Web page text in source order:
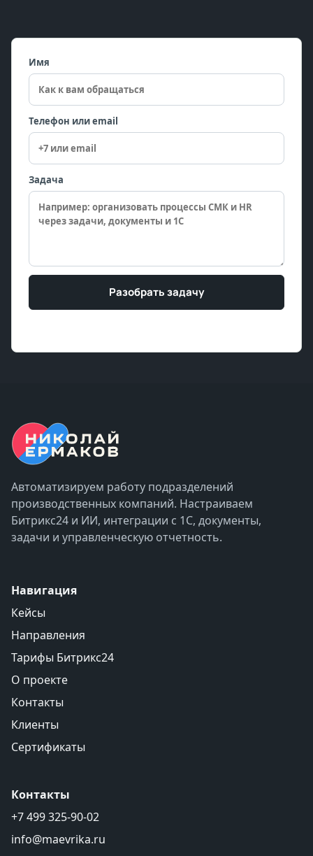
Имя
Телефон или email
Задача
Разобрать задачу
Автоматизируем работу подразделений
производственных компаний. Настраиваем
Битрикс24 и ИИ, интеграции с 1С, документы,
задачи и управленческую отчетность.
Навигация
Кейсы
Направления
Тарифы Битрикс24
О проекте
Контакты
Клиенты
Сертификаты
Контакты
+7 499 325-90-02
info@maevrika.ru